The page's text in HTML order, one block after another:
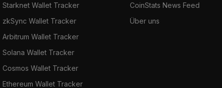
Starknet Wallet Tracker
zkSync Wallet Tracker
Arbitrum Wallet Tracker
Solana Wallet Tracker
Cosmos Wallet Tracker
Ethereum Wallet Tracker
CoinStats News Feed
Über uns